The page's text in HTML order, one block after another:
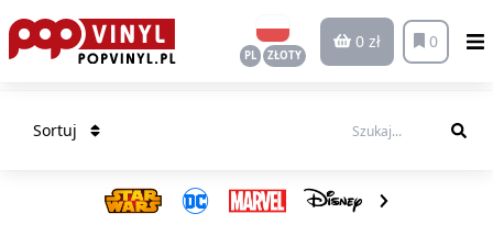
PL ZŁOTY
0 zł 0
Sortuj